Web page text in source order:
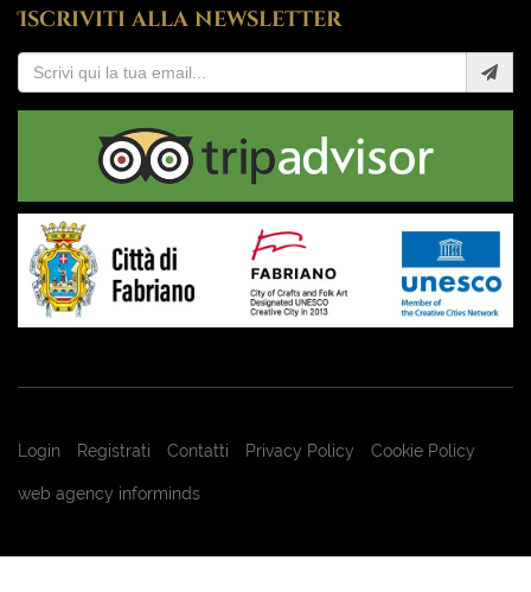
Iscriviti alla newsletter
Login Registrati Contatti Privacy Policy Cookie Policy
web agency informinds